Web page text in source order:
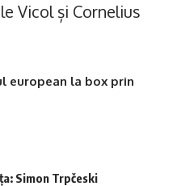
Vicol și Cornelius
european la box prin
Simon Trpčeski